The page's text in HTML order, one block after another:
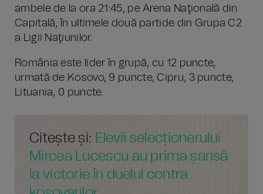
ambele de la ora 21:45, pe Arena Naţională din
Capitală, în ultimele două partide din Grupa C2
a Ligii Naţiunilor.
România este lider în grupă, cu 12 puncte,
urmată de Kosovo, 9 puncte, Cipru, 3 puncte,
Lituania, 0 puncte.
Citește și: Elevii selecționerului
Mircea Lucescu au prima șansă
la victorie în duelul contra